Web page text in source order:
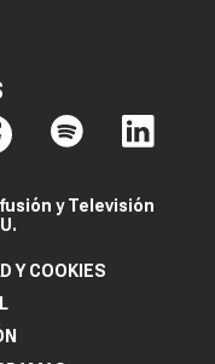
y Televisión
Y COOKIES